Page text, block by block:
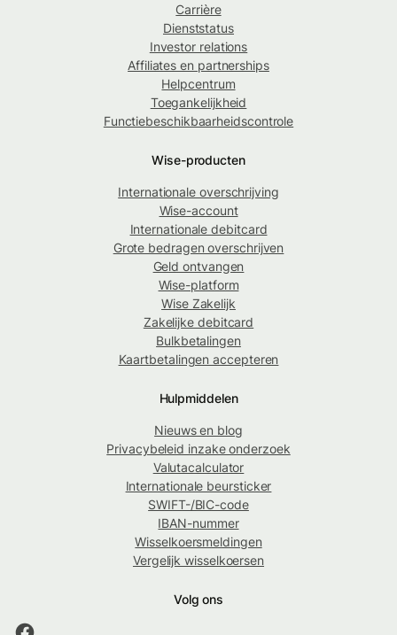
Carrière
Dienststatus
Investor relations
Affiliates en partnerships
Helpcentrum
Toegankelijkheid
Functiebeschikbaarheidscontrole
Wise-producten
Internationale overschrijving
Wise-account
Internationale debitcard
Grote bedragen overschrijven
Geld ontvangen
Wise-platform
Wise Zakelijk
Zakelijke debitcard
Bulkbetalingen
Kaartbetalingen accepteren
Hulpmiddelen
Nieuws en blog
Privacybeleid inzake onderzoek
Valutacalculator
Internationale beursticker
SWIFT-/BIC-code
IBAN-nummer
Wisselkoersmeldingen
Vergelijk wisselkoersen
Volg ons